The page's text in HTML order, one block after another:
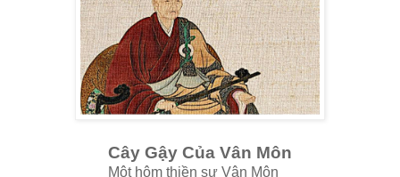
Cây Gậy Của Vân Môn
Một hôm thiền sư Vân Môn